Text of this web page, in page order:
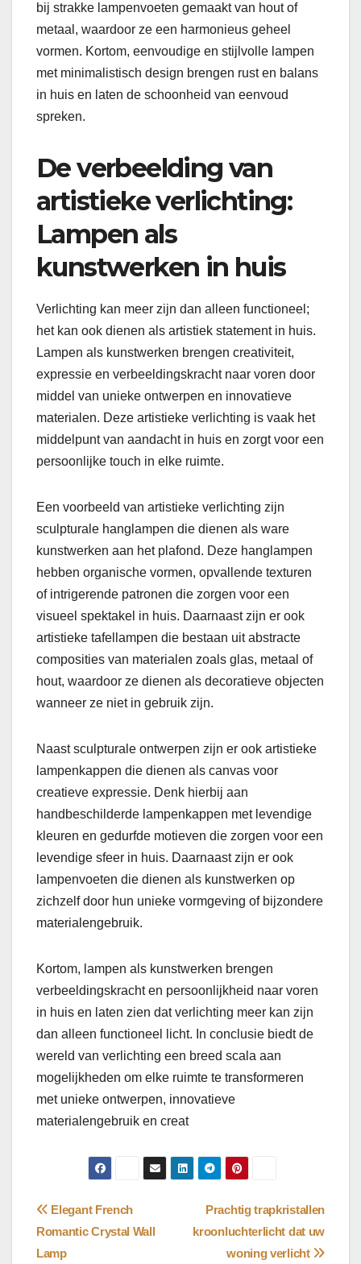
bij strakke lampenvoeten gemaakt van hout of
metaal, waardoor ze een harmonieus geheel
vormen. Kortom, eenvoudige en stijlvolle lampen
met minimalistisch design brengen rust en balans
in huis en laten de schoonheid van eenvoud
spreken.
De verbeelding van
artistieke verlichting:
Lampen als
kunstwerken in huis
Verlichting kan meer zijn dan alleen functioneel;
het kan ook dienen als artistiek statement in huis.
Lampen als kunstwerken brengen creativiteit,
expressie en verbeeldingskracht naar voren door
middel van unieke ontwerpen en innovatieve
materialen. Deze artistieke verlichting is vaak het
middelpunt van aandacht in huis en zorgt voor een
persoonlijke touch in elke ruimte.
Een voorbeeld van artistieke verlichting zijn
sculpturale hanglampen die dienen als ware
kunstwerken aan het plafond. Deze hanglampen
hebben organische vormen, opvallende texturen
of intrigerende patronen die zorgen voor een
visueel spektakel in huis. Daarnaast zijn er ook
artistieke tafellampen die bestaan uit abstracte
composities van materialen zoals glas, metaal of
hout, waardoor ze dienen als decoratieve objecten
wanneer ze niet in gebruik zijn.
Naast sculpturale ontwerpen zijn er ook artistieke
lampenkappen die dienen als canvas voor
creatieve expressie. Denk hierbij aan
handbeschilderde lampenkappen met levendige
kleuren en gedurfde motieven die zorgen voor een
levendige sfeer in huis. Daarnaast zijn er ook
lampenvoeten die dienen als kunstwerken op
zichzelf door hun unieke vormgeving of bijzondere
materialengebruik.
Kortom, lampen als kunstwerken brengen
verbeeldingskracht en persoonlijkheid naar voren
in huis en laten zien dat verlichting meer kan zijn
dan alleen functioneel licht. In conclusie biedt de
wereld van verlichting een breed scala aan
mogelijkheden om elke ruimte te transformeren
met unieke ontwerpen, innovatieve
materialengebruik en creat
Bericht
navigatie
Prachtig trapkristallen
kroonluchterlicht dat uw
woning verlicht
Elegant French
Romantic Crystal Wall
Lamp